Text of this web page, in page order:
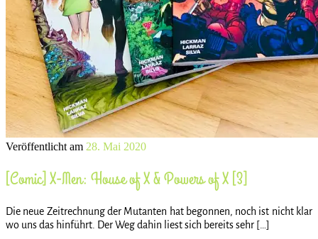
Veröffentlicht am 28. Mai 2020
[Comic] X-Men: House of X & Powers of X [3]
Die neue Zeitrechnung der Mutanten hat begonnen, noch ist nicht klar
wo uns das hinführt. Der Weg dahin liest sich bereits sehr […]